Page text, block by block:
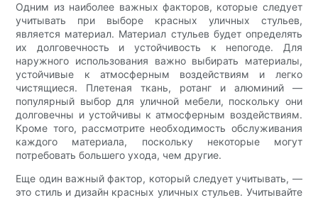
Одним из наиболее важных факторов, которые следует
учитывать при выборе красных уличных стульев,
является материал. Материал стульев будет определять
их долговечность и устойчивость к непогоде. Для
наружного использования важно выбирать материалы,
устойчивые к атмосферным воздействиям и легко
чистящиеся. Плетеная ткань, ротанг и алюминий —
популярный выбор для уличной мебели, поскольку они
долговечны и устойчивы к атмосферным воздействиям.
Кроме того, рассмотрите необходимость обслуживания
каждого материала, поскольку некоторые могут
потребовать большего ухода, чем другие.
Еще один важный фактор, который следует учитывать, —
это стиль и дизайн красных уличных стульев. Учитывайте